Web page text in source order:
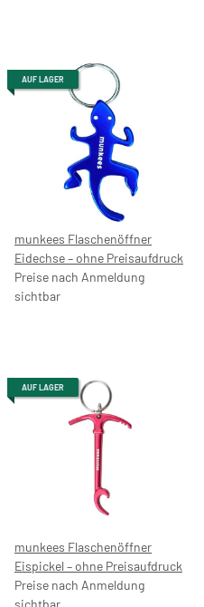
AUF LAGER
munkees Flaschenöffner
Eidechse – ohne Preisaufdruck
Preise nach Anmeldung
sichtbar
AUF LAGER
munkees Flaschenöffner
Eispickel – ohne Preisaufdruck
Preise nach Anmeldung
sichtbar